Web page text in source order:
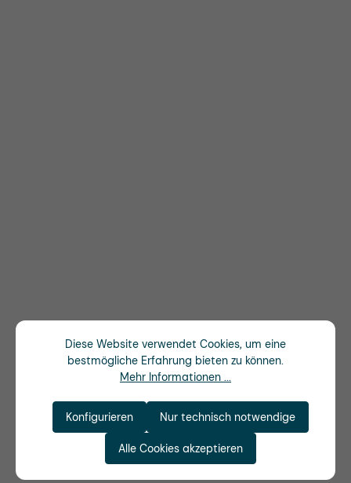
Diese Website verwendet Cookies, um eine
bestmögliche Erfahrung bieten zu können.
Mehr Informationen ...
Nur technisch notwendige
Konfigurieren
Alle Cookies akzeptieren